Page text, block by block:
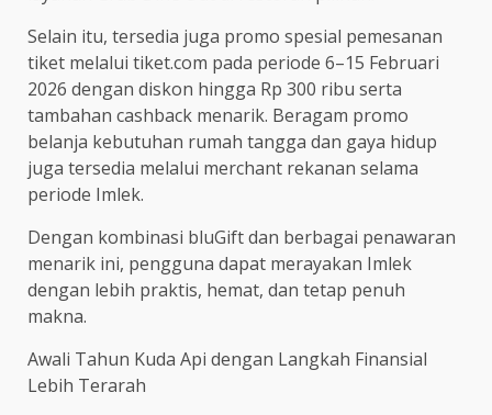
Selain itu, tersedia juga promo spesial pemesanan
tiket melalui tiket.com pada periode 6–15 Februari
2026 dengan diskon hingga Rp 300 ribu serta
tambahan cashback menarik. Beragam promo
belanja kebutuhan rumah tangga dan gaya hidup
juga tersedia melalui merchant rekanan selama
periode Imlek.
Dengan kombinasi bluGift dan berbagai penawaran
menarik ini, pengguna dapat merayakan Imlek
dengan lebih praktis, hemat, dan tetap penuh
makna.
Awali Tahun Kuda Api dengan Langkah Finansial
Lebih Terarah